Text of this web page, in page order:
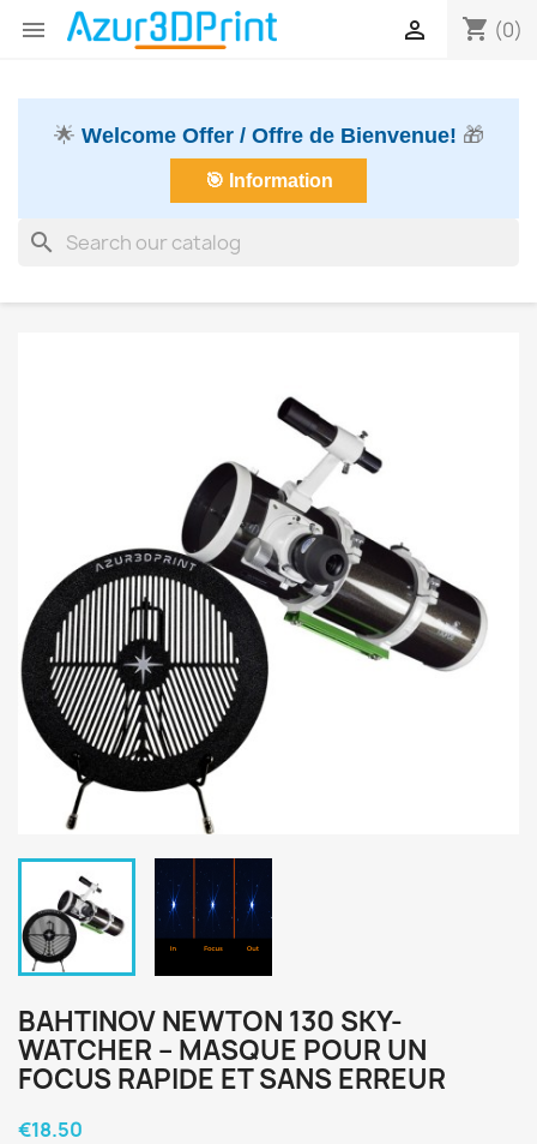
 shopping_cart (0)

🌟 Welcome Offer / Offre de Bienvenue! 🎁
🎯 Information
search
BAHTINOV NEWTON 130 SKY-
WATCHER – MASQUE POUR UN
FOCUS RAPIDE ET SANS ERREUR
€18.50